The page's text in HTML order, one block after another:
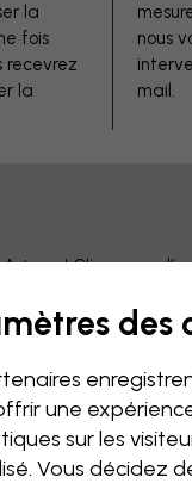
la
fois
recevrez
la
nous
mail.
Astuce ! Cliquez sur
des
une
sur les
Vous décidez